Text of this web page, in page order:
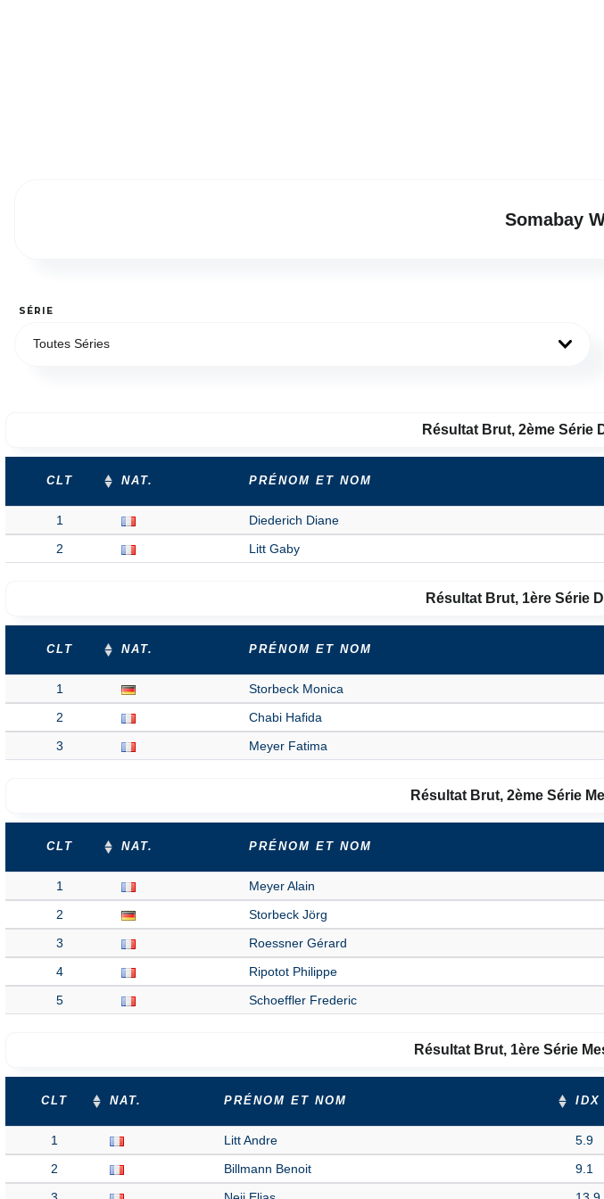
Somabay
SÉRIE
Toutes Séries
Résultat Brut, 2ème Série
CLT NAT. PRÉNOM ET NOM
1 Diederich Diane
2
Litt Gaby
Résultat Brut, 1ère Série
CLT NAT. PRÉNOM ET NOM
1 Storbeck Monica
2
Chabi Hafida
3
Meyer Fatima
Résultat Brut, 2ème Série
CLT NAT. PRÉNOM ET NOM
1 Meyer Alain
2
Storbeck Jörg
3
Roessner Gérard
4
Ripotot Philippe
5
Schoeffler Frederic
Résultat Brut, 1ère Série
CLT NAT. PRÉNOM ET NOM IDX
1 Litt Andre 5.9
2
Billmann Benoit 9.1